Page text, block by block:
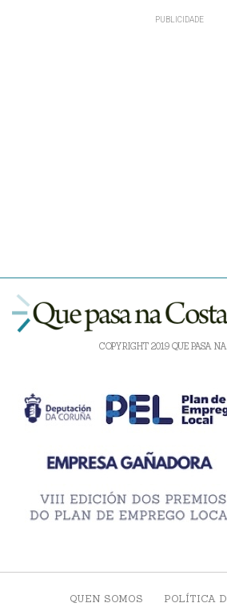
COPYRIGHT 2019 QUE PASA
QUEN SOMOS POLÍTICA